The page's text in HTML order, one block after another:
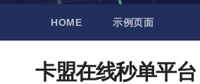
HOME 示例页面
卡盟在线秒单平台